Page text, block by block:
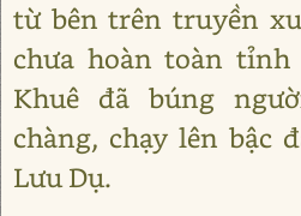
từ bên trên truyền
chưa hoàn toàn tỉnh
Khuê đã búng
chàng, chạy lên bậc
Lưu Dụ.